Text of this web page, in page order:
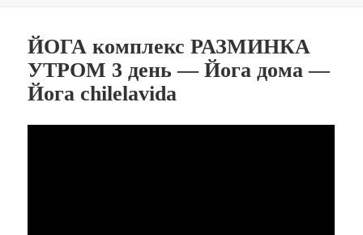
ЙОГА комплекс РАЗМИНКА
УТРОМ 3 день — Йога дома —
Йога chilelavida